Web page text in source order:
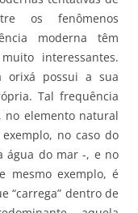
os fenômenos
moderna têm
interessantes.
orixá possui a sua
Tal frequência
no elemento natural
no caso do
água do mar -, e no
mesmo exemplo, é
“carrega” dentro de